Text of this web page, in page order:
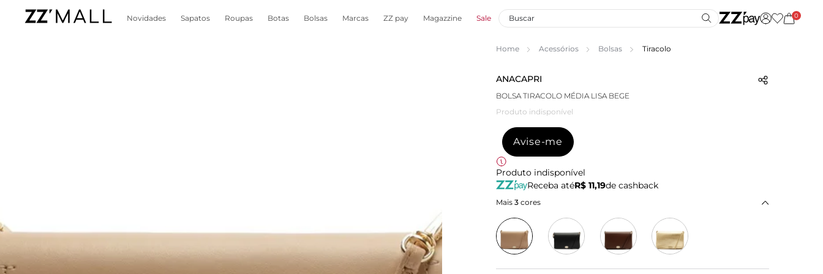
Novidades Sapatos Roupas Botas Bolsas Marcas ZZ pay Magazzine Sale 0
Home Acessórios Bolsas Tiracolo
ANACAPRI
BOLSA TIRACOLO MÉDIA LISA BEGE
Produto indisponível
Avise-me
Produto indisponível
Receba atéR$ 11,19de cashback
Mais 3 cores